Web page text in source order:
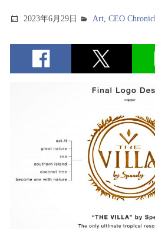
2023年6月29日 Art,CEO